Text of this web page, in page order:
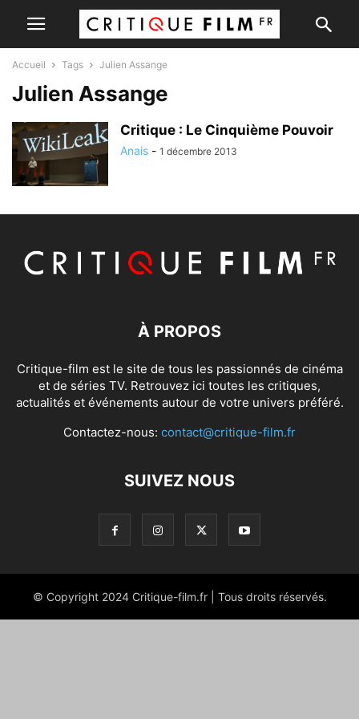
Accueil Tags Julien Assange
Julien Assange
Critique : Le Cinquième Pouvoir
Anais - 1 décembre 2013
À PROPOS
Critique-film est le site de tous les passionnés de cinéma
et de séries TV. Retrouvez ici toutes les critiques,
actualités et événements autour de votre univers préféré.
Contactez-nous: contact@critique-film.fr
SUIVEZ NOUS
© Copyright 2024 Critique-film.fr | Tous droits réservés.